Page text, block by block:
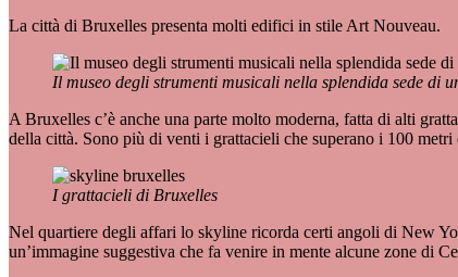
La città di Bruxelles presenta molti edifici in stile Art Nouveau.
Il museo degli strumenti musicali nella splendida sede di
A Bruxelles c’è anche una parte molto moderna, fatta di alti
della città. Sono più di venti i grattacieli che superano i 100
I grattacieli di Bruxelles
Nel quartiere degli affari lo skyline ricorda certi angoli di New
un’immagine suggestiva che fa venire in mente alcune zone di